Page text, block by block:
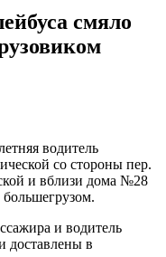
смяло
водитель
со стороны пер.
и вблизи дома №28
и водитель
доставлены в